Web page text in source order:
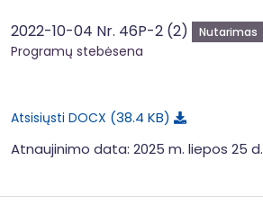
2022-10-04 Nr. 46P-2 (2) Nutarimas
Programų stebėsena
Atsisiųsti DOCX 38.4 KB
Atnaujinimo data: 2025 m. liepos 25 d.